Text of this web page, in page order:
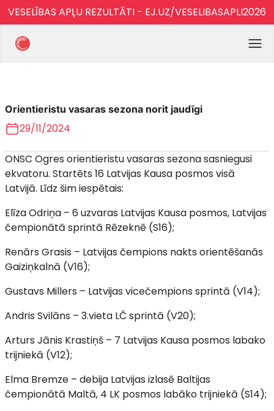
VESELĪBAS APĻU REZULTĀTI - EJ.UZ/VESELIBASAPLI2026
Orientieristu vasaras sezona norit jaudīgi
29/11/2024
ONSC Ogres orientieristu vasaras sezona sasniegusi
ekvatoru. Startēts 16 Latvijas Kausa posmos visā
Latvijā. Līdz šim iespētais:
Elīza Odriņa – 6 uzvaras Latvijas Kausa posmos, Latvijas
čempionātā sprintā Rēzeknē (S16);
Renārs Grasis – Latvijas čempions nakts orientēšanās
Gaiziņkalnā (V16);
Gustavs Millers – Latvijas vicečempions sprintā (V14);
Andris Svilāns – 3.vieta LČ sprintā (V20);
Arturs Jānis Krastiņš – 7 Latvijas Kausa posmos labako
trijniekā (V12);
Elma Bremze – debija Latvijas izlasē Baltijas
čempionātā Maltā, 4 LK posmos labāko trijniekā (S14);